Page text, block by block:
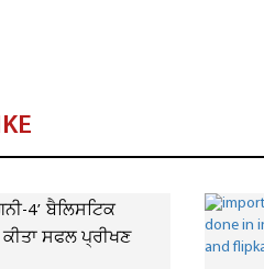
4’ ਬੈਲਿਸਟਿਕ
ਸਫਲ ਪ੍ਰੀਖਣ